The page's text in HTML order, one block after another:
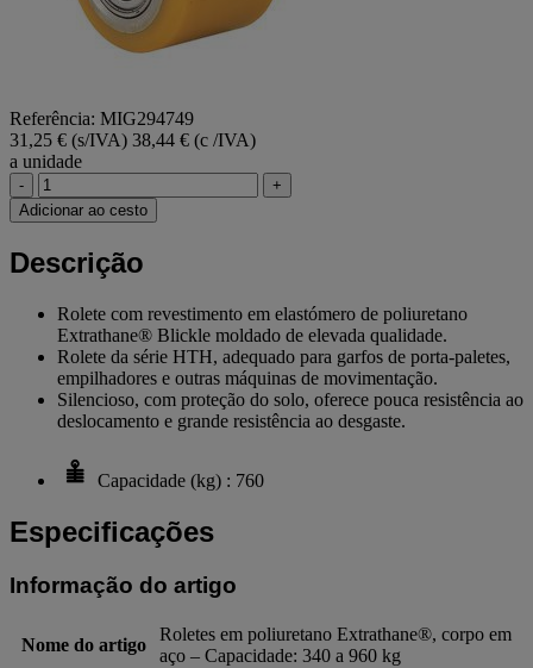
Referência: MIG294749
31,25 € (s/IVA) 38,44 € (c /IVA)
a unidade
-
+
Adicionar ao cesto
Descrição
Rolete com revestimento em elastómero de poliuretano
Extrathane® Blickle moldado de elevada qualidade.
Rolete da série HTH, adequado para garfos de porta-paletes,
empilhadores e outras máquinas de movimentação.
Silencioso, com proteção do solo, oferece pouca resistência ao
deslocamento e grande resistência ao desgaste.
Capacidade (kg) : 760
Especificações
Informação do artigo
Nome do artigo
Roletes em poliuretano Extrathane®, corpo em
aço – Capacidade: 340 a 960 kg